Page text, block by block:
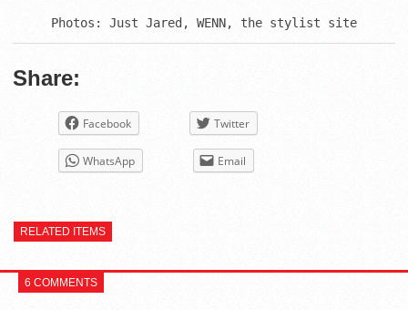
Photos: Just Jared, WENN, the stylist site
Share:
Facebook Twitter
WhatsApp Email
RELATED ITEMS
6 COMMENTS